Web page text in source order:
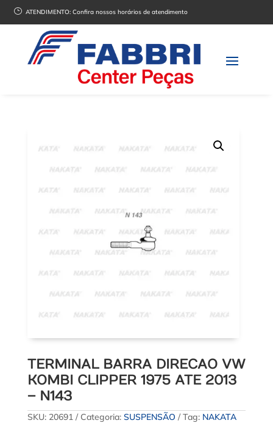
} ATENDIMENTO:Confira nossos horários de atendimento
TERMINAL BARRA DIRECAO VW
KOMBI CLIPPER 1975 ATE 2013
– N143
SKU: 20691 Categoria: SUSPENSÃO Tag: NAKATA